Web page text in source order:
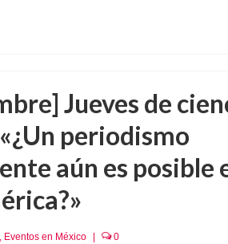
Jueves de
periodismo
aún es posible
Eventos en México | 0